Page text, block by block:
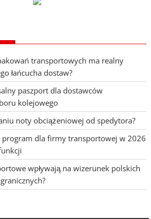
transportowych ma realny
łańcucha dostaw?
paszport dla dostawców
kolejowego
noty obciążeniowej od spedytora?
program dla firmy transportowej w 2026
wpływają na wizerunek polskich